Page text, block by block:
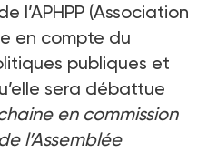
l’APHPP (Association
en compte du
publiques et
sera débattue
en commission
l’Assemblée